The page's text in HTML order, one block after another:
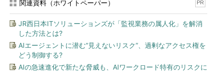
関連資料（ホワイトペーパー） PR
JR西日本ITソリューションズが「監視業務の属人化」を解消
した方法とは?
AIエージェントに潜む“見えないリスク”、過剰なアクセス権を
どう制御する?
AIの急速進化で新たな脅威も、AIワークロード特有のリスクに